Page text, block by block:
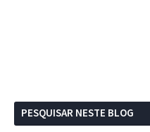
PESQUISAR NESTE BLOG